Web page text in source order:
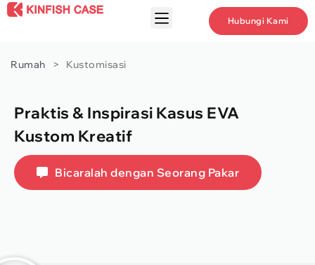
Hubungi Kami
Rumah > Kustomisasi
Praktis & Inspirasi Kasus EVA
Kustom Kreatif
Bicaralah dengan Seorang Pakar